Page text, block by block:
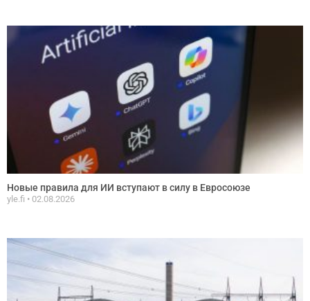
Новые правила для ИИ вступают в силу в Евросоюзе
yle.fi 02.08.2026